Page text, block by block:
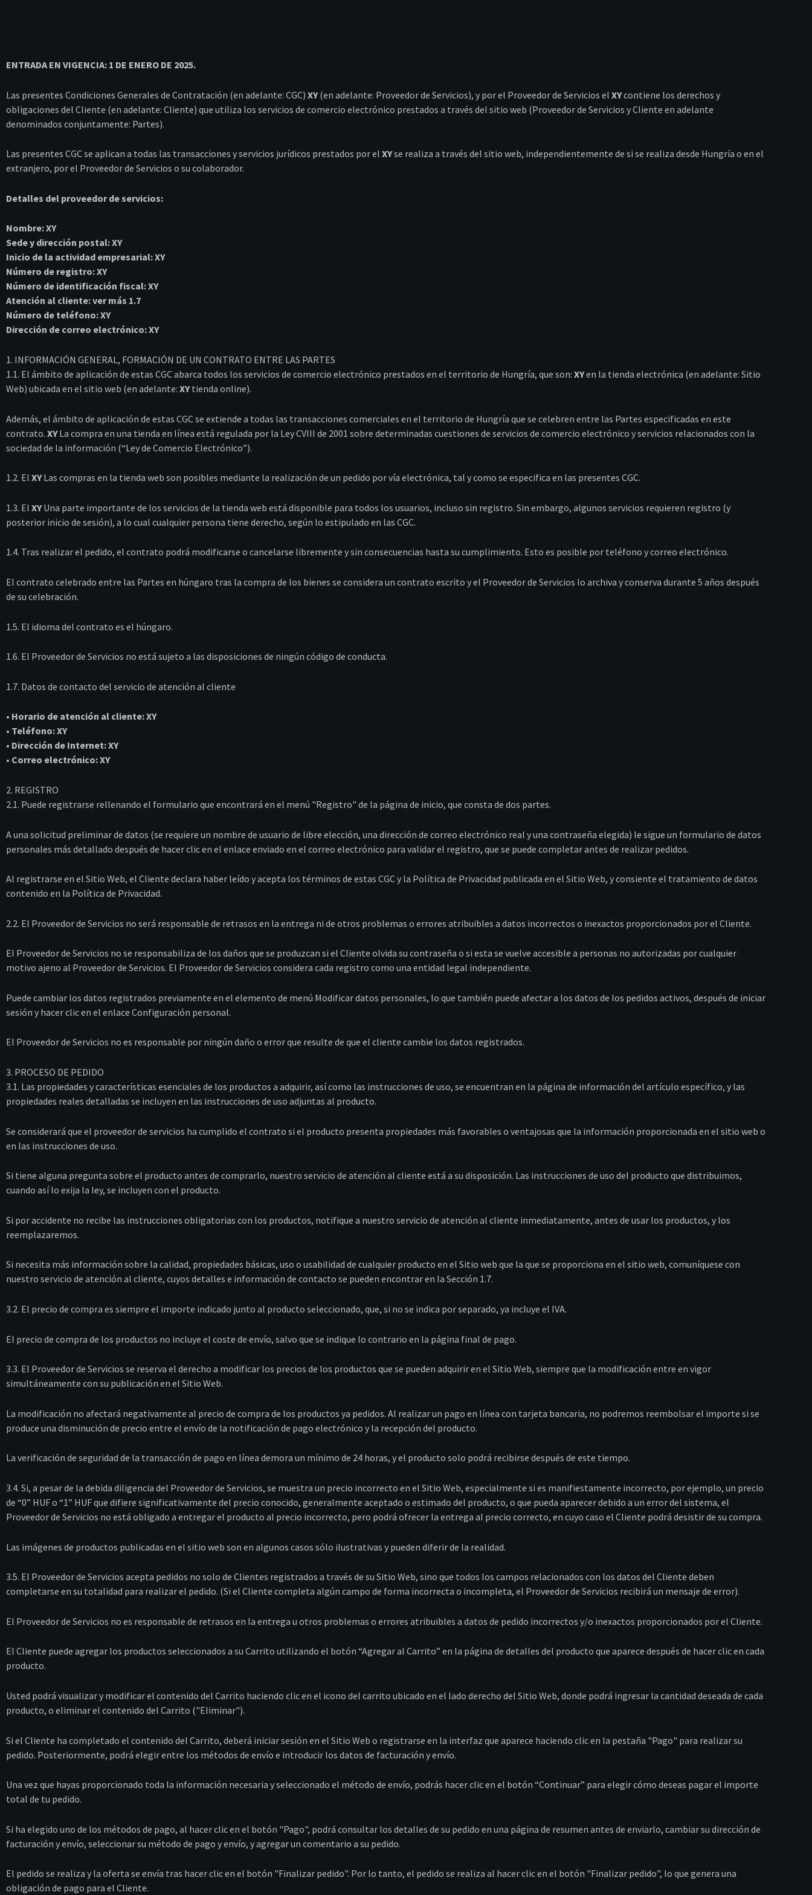
ENTRADA EN VIGENCIA: 1 DE ENERO DE 2025.
Las presentes Condiciones Generales de Contratación (en adelante: CGC) XY(en adelante: Proveedor de Servicios), y por el Proveedor de Servicios el XYcontiene los derechos y
obligaciones del Cliente (en adelante: Cliente) que utiliza los servicios de comercio electrónico prestados a través del sitio web (Proveedor de Servicios y Cliente en adelante
denominados conjuntamente: Partes).
Las presentes CGC se aplican a todas las transacciones y servicios jurídicos prestados por el XYse realiza a través del sitio web, independientemente de si se realiza desde Hungría o en el
extranjero, por el Proveedor de Servicios o su colaborador.
Detalles del proveedor de servicios:
Nombre: XY
Sede y dirección postal: XY
Inicio de la actividad empresarial: XY
Número de registro: XY
Número de identificación fiscal: XY
Atención al cliente: ver más 1.7
Número de teléfono: XY
Dirección de correo electrónico: XY
1. INFORMACIÓN GENERAL, FORMACIÓN DE UN CONTRATO ENTRE LAS PARTES
1.1. El ámbito de aplicación de estas CGC abarca todos los servicios de comercio electrónico prestados en el territorio de Hungría, que son: XYen la tienda electrónica (en adelante: Sitio
Web) ubicada en el sitio web (en adelante: XYtienda online).
Además, el ámbito de aplicación de estas CGC se extiende a todas las transacciones comerciales en el territorio de Hungría que se celebren entre las Partes especificadas en este
contrato. XYLa compra en una tienda en línea está regulada por la Ley CVIII de 2001 sobre determinadas cuestiones de servicios de comercio electrónico y servicios relacionados con la
sociedad de la información (“Ley de Comercio Electrónico”).
1.2. El XYLas compras en la tienda web son posibles mediante la realización de un pedido por vía electrónica, tal y como se especifica en las presentes CGC.
1.3. El XYUna parte importante de los servicios de la tienda web está disponible para todos los usuarios, incluso sin registro. Sin embargo, algunos servicios requieren registro (y
posterior inicio de sesión), a lo cual cualquier persona tiene derecho, según lo estipulado en las CGC.
1.4. Tras realizar el pedido, el contrato podrá modificarse o cancelarse libremente y sin consecuencias hasta su cumplimiento. Esto es posible por teléfono y correo electrónico.
El contrato celebrado entre las Partes en húngaro tras la compra de los bienes se considera un contrato escrito y el Proveedor de Servicios lo archiva y conserva durante 5 años después
de su celebración.
1.5. El idioma del contrato es el húngaro.
1.6. El Proveedor de Servicios no está sujeto a las disposiciones de ningún código de conducta.
1.7. Datos de contacto del servicio de atención al cliente
• Horario de atención al cliente: XY
• Teléfono: XY
• Dirección de Internet: XY
• Correo electrónico: XY
2. REGISTRO
2.1. Puede registrarse rellenando el formulario que encontrará en el menú "Registro" de la página de inicio, que consta de dos partes.
A una solicitud preliminar de datos (se requiere un nombre de usuario de libre elección, una dirección de correo electrónico real y una contraseña elegida) le sigue un formulario de datos
personales más detallado después de hacer clic en el enlace enviado en el correo electrónico para validar el registro, que se puede completar antes de realizar pedidos.
Al registrarse en el Sitio Web, el Cliente declara haber leído y acepta los términos de estas CGC y la Política de Privacidad publicada en el Sitio Web, y consiente el tratamiento de datos
contenido en la Política de Privacidad.
2.2. El Proveedor de Servicios no será responsable de retrasos en la entrega ni de otros problemas o errores atribuibles a datos incorrectos o inexactos proporcionados por el Cliente.
El Proveedor de Servicios no se responsabiliza de los daños que se produzcan si el Cliente olvida su contraseña o si esta se vuelve accesible a personas no autorizadas por cualquier
motivo ajeno al Proveedor de Servicios. El Proveedor de Servicios considera cada registro como una entidad legal independiente.
Puede cambiar los datos registrados previamente en el elemento de menú Modificar datos personales, lo que también puede afectar a los datos de los pedidos activos, después de iniciar
sesión y hacer clic en el enlace Configuración personal.
El Proveedor de Servicios no es responsable por ningún daño o error que resulte de que el cliente cambie los datos registrados.
3. PROCESO DE PEDIDO
3.1. Las propiedades y características esenciales de los productos a adquirir, así como las instrucciones de uso, se encuentran en la página de información del artículo específico, y las
propiedades reales detalladas se incluyen en las instrucciones de uso adjuntas al producto.
Se considerará que el proveedor de servicios ha cumplido el contrato si el producto presenta propiedades más favorables o ventajosas que la información proporcionada en el sitio web o
en las instrucciones de uso.
Si tiene alguna pregunta sobre el producto antes de comprarlo, nuestro servicio de atención al cliente está a su disposición. Las instrucciones de uso del producto que distribuimos,
cuando así lo exija la ley, se incluyen con el producto.
Si por accidente no recibe las instrucciones obligatorias con los productos, notifique a nuestro servicio de atención al cliente inmediatamente, antes de usar los productos, y los
reemplazaremos.
Si necesita más información sobre la calidad, propiedades básicas, uso o usabilidad de cualquier producto en el Sitio web que la que se proporciona en el sitio web, comuníquese con
nuestro servicio de atención al cliente, cuyos detalles e información de contacto se pueden encontrar en la Sección 1.7.
3.2. El precio de compra es siempre el importe indicado junto al producto seleccionado, que, si no se indica por separado, ya incluye el IVA.
El precio de compra de los productos no incluye el coste de envío, salvo que se indique lo contrario en la página final de pago.
3.3. El Proveedor de Servicios se reserva el derecho a modificar los precios de los productos que se pueden adquirir en el Sitio Web, siempre que la modificación entre en vigor
simultáneamente con su publicación en el Sitio Web.
La modificación no afectará negativamente al precio de compra de los productos ya pedidos. Al realizar un pago en línea con tarjeta bancaria, no podremos reembolsar el importe si se
produce una disminución de precio entre el envío de la notificación de pago electrónico y la recepción del producto.
La verificación de seguridad de la transacción de pago en línea demora un mínimo de 24 horas, y el producto solo podrá recibirse después de este tiempo.
3.4. Si, a pesar de la debida diligencia del Proveedor de Servicios, se muestra un precio incorrecto en el Sitio Web, especialmente si es manifiestamente incorrecto, por ejemplo, un precio
de “0” HUF o “1” HUF que difiere significativamente del precio conocido, generalmente aceptado o estimado del producto, o que pueda aparecer debido a un error del sistema, el
Proveedor de Servicios no está obligado a entregar el producto al precio incorrecto, pero podrá ofrecer la entrega al precio correcto, en cuyo caso el Cliente podrá desistir de su compra.
Las imágenes de productos publicadas en el sitio web son en algunos casos sólo ilustrativas y pueden diferir de la realidad.
3.5. El Proveedor de Servicios acepta pedidos no solo de Clientes registrados a través de su Sitio Web, sino que todos los campos relacionados con los datos del Cliente deben
completarse en su totalidad para realizar el pedido. (Si el Cliente completa algún campo de forma incorrecta o incompleta, el Proveedor de Servicios recibirá un mensaje de error).
El Proveedor de Servicios no es responsable de retrasos en la entrega u otros problemas o errores atribuibles a datos de pedido incorrectos y/o inexactos proporcionados por el Cliente.
El Cliente puede agregar los productos seleccionados a su Carrito utilizando el botón “Agregar al Carrito” en la página de detalles del producto que aparece después de hacer clic en cada
producto.
Usted podrá visualizar y modificar el contenido del Carrito haciendo clic en el icono del carrito ubicado en el lado derecho del Sitio Web, donde podrá ingresar la cantidad deseada de cada
producto, o eliminar el contenido del Carrito ("Eliminar").
Si el Cliente ha completado el contenido del Carrito, deberá iniciar sesión en el Sitio Web o registrarse en la interfaz que aparece haciendo clic en la pestaña "Pago" para realizar su
pedido. Posteriormente, podrá elegir entre los métodos de envío e introducir los datos de facturación y envío.
Una vez que hayas proporcionado toda la información necesaria y seleccionado el método de envío, podrás hacer clic en el botón “Continuar” para elegir cómo deseas pagar el importe
total de tu pedido.
Si ha elegido uno de los métodos de pago, al hacer clic en el botón "Pago", podrá consultar los detalles de su pedido en una página de resumen antes de enviarlo, cambiar su dirección de
facturación y envío, seleccionar su método de pago y envío, y agregar un comentario a su pedido.
El pedido se realiza y la oferta se envía tras hacer clic en el botón "Finalizar pedido". Por lo tanto, el pedido se realiza al hacer clic en el botón "Finalizar pedido", lo que genera una
obligación de pago para el Cliente.